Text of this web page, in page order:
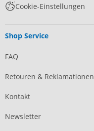
Cookie-Einstellungen
Shop Service
FAQ
Retouren & Reklamationen
Kontakt
Newsletter